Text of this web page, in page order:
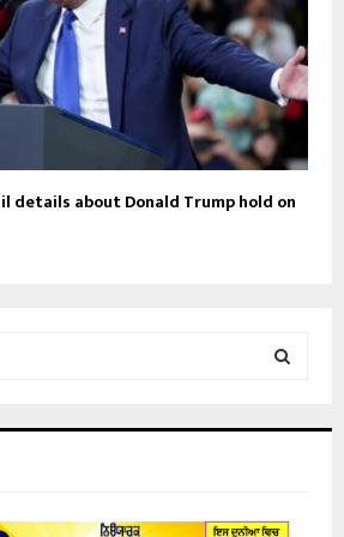
details about Donald Trump hold on